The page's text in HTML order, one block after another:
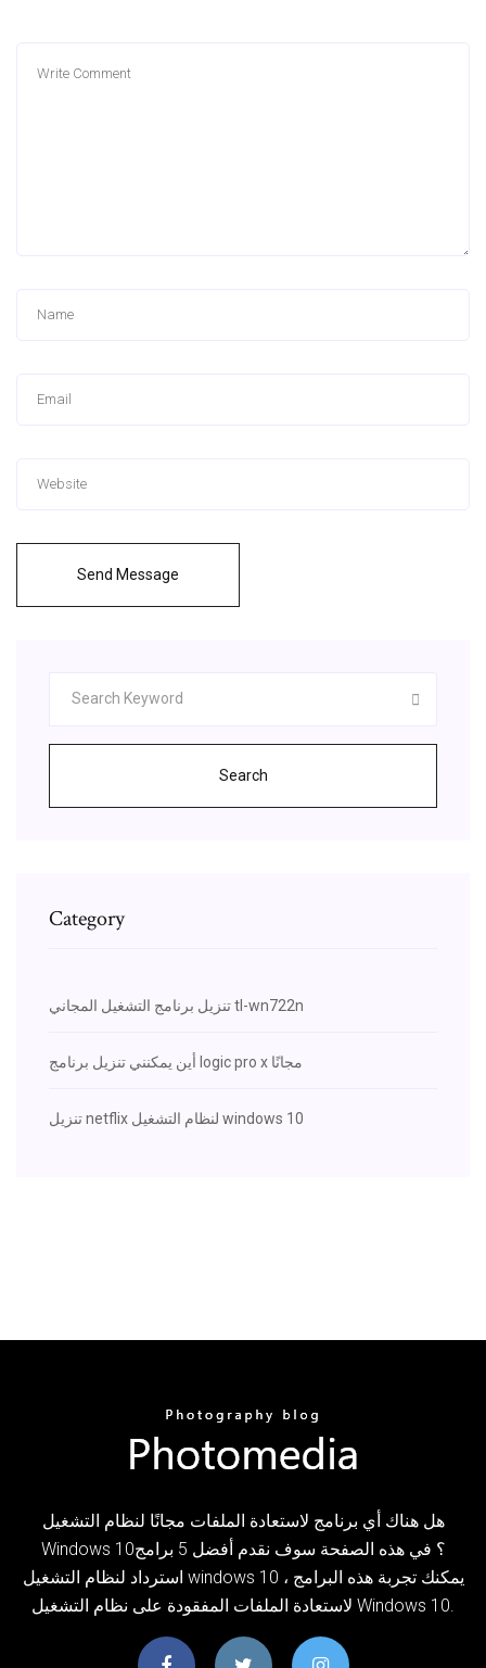
Send Message
Search
Category
تنزيل برنامج التشغيل المجاني tl-wn722n
أين يمكنني تنزيل برنامج logic pro x مجانًا
تنزيل netflix لنظام التشغيل windows 10
هل هناك أي برنامج لاستعادة الملفات مجانًا لنظام التشغيل
Windows 10؟ في هذه الصفحة سوف نقدم أفضل 5 برامج
استرداد لنظام التشغيل windows 10 ، يمكنك تجربة هذه البرامج
لاستعادة الملفات المفقودة على نظام التشغيل Windows 10.